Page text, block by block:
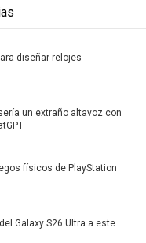
diseñar relojes
un extraño altavoz con
físicos de PlayStation
Galaxy S26 Ultra a este